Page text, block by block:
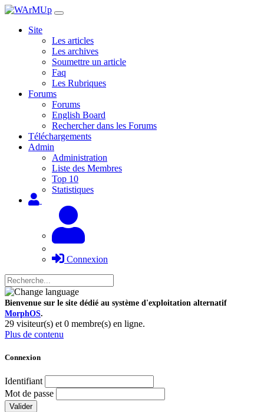
Site
Les articles
Les archives
Soumettre un article
Faq
Les Rubriques
Forums
Forums
English Board
Rechercher dans les Forums
Téléchargements
Admin
Administration
Liste des Membres
Top 10
Statistiques
Connexion
Bienvenue sur le site dédié au système d'exploitation alternatif
MorphOS.
29 visiteur(s) et 0 membre(s) en ligne.
Plus de contenu
Connexion
Identifiant
Mot de passe
Valider